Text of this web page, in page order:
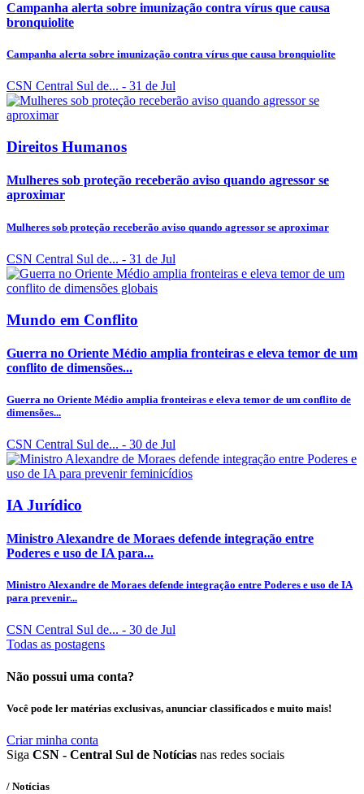
Campanha alerta sobre imunização contra vírus que causa
bronquiolite
Campanha alerta sobre imunização contra vírus que causa bronquiolite
CSN Central Sul de... - 31 de Jul
Direitos Humanos
Mulheres sob proteção receberão aviso quando agressor se
aproximar
Mulheres sob proteção receberão aviso quando agressor se aproximar
CSN Central Sul de... - 31 de Jul
Mundo em Conflito
Guerra no Oriente Médio amplia fronteiras e eleva temor de um
conflito de dimensões...
Guerra no Oriente Médio amplia fronteiras e eleva temor de um conflito de
dimensões...
CSN Central Sul de... - 30 de Jul
IA Jurídico
Ministro Alexandre de Moraes defende integração entre
Poderes e uso de IA para...
Ministro Alexandre de Moraes defende integração entre Poderes e uso de IA
para prevenir...
CSN Central Sul de... - 30 de Jul
Todas as postagens
Não possui uma conta?
Você pode ler matérias exclusivas, anunciar classificados e muito mais!
Criar minha conta
Siga CSN - Central Sul de Notícias nas redes sociais
/ Notícias